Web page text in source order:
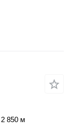
2 850 м